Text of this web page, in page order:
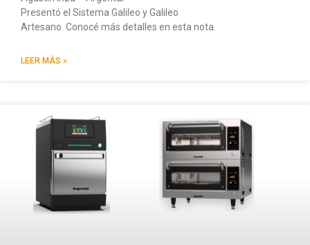
Presentó el Sistema Galileo y Galileo
Artesano. Conocé más detalles en esta nota.
LEER MÁS »